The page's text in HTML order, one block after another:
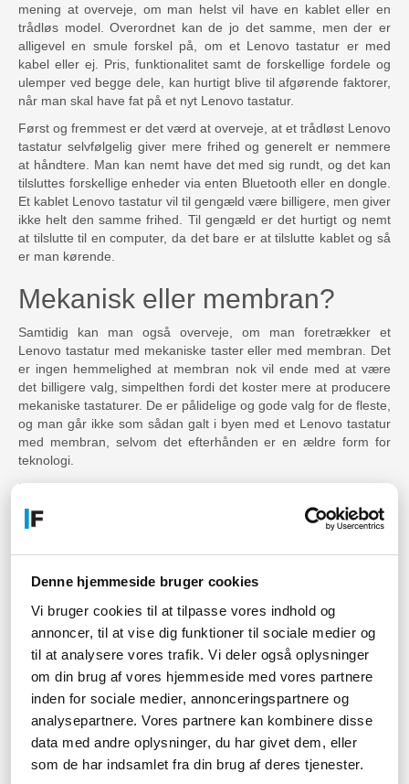
Denne hjemmeside bruger cookies
Vi bruger cookies til at tilpasse vores indhold og
annoncer, til at vise dig funktioner til sociale medier og
til at analysere vores trafik. Vi deler også oplysninger
om din brug af vores hjemmeside med vores partnere
inden for sociale medier, annonceringspartnere og
analysepartnere. Vores partnere kan kombinere disse
data med andre oplysninger, du har givet dem, eller
som de har indsamlet fra din brug af deres tjenester.
mening at overveje, om man helst vil have en kablet eller en
trådløs model. Overordnet kan de jo det samme, men der er
alligevel en smule forskel på, om et Lenovo tastatur er med
kabel eller ej. Pris, funktionalitet samt de forskellige fordele og
ulemper ved begge dele, kan hurtigt blive til afgørende faktorer,
når man skal have fat på et nyt Lenovo tastatur.
Først og fremmest er det værd at overveje, at et trådløst Lenovo
tastatur selvfølgelig giver mere frihed og generelt er nemmere
at håndtere. Man kan nemt have det med sig rundt, og det kan
tilsluttes forskellige enheder via enten Bluetooth eller en dongle.
Et kablet Lenovo tastatur vil til gengæld være billigere, men giver
ikke helt den samme frihed. Til gengæld er det hurtigt og nemt
at tilslutte til en computer, da det bare er at tilslutte kablet og så
er man kørende.
Mekanisk eller membran?
Samtidig kan man også overveje, om man foretrækker et
Lenovo tastatur med mekaniske taster eller med membran. Det
er ingen hemmelighed at membran nok vil ende med at være
det billigere valg, simpelthen fordi det koster mere at producere
mekaniske tastaturer. De er pålidelige og gode valg for de fleste,
og man går ikke som sådan galt i byen med et Lenovo tastatur
med membran, selvom det efterhånden er en ældre form for
teknologi.
Der er dog mange, som i den grad ville foretrække et mekanisk
Lenovo tastatur. De mekaniske taster er for mange rarere at
skrive på, og de er bedre hvis det går hurtigt på tastaturet,
på et kontor, men der er rigeligt med mekaniske Lenovo
Har du brug for vejledning?
Skal du bruge hjælp til dit køb af Lenovo tastatur? Hvis der er
noget som helst, du gerne vil vide, så er du mere end
velkommen til at kontakte os. Ring eller skriv – så skal vi nok
tage en uforpligtende snak med dig, og hjælpe dig frem til det
helt rigtige produkt. For om du vil have et Lenovo tastatur eller
noget helt andet, så er det trods alt vores job at hjælpe og